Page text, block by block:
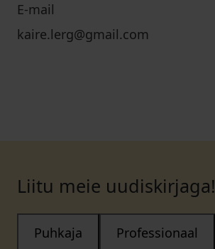
E-mail
kaire.lerg@gmail.com
Liitu meie uudiskirjaga!
Puhkaja Professionaal